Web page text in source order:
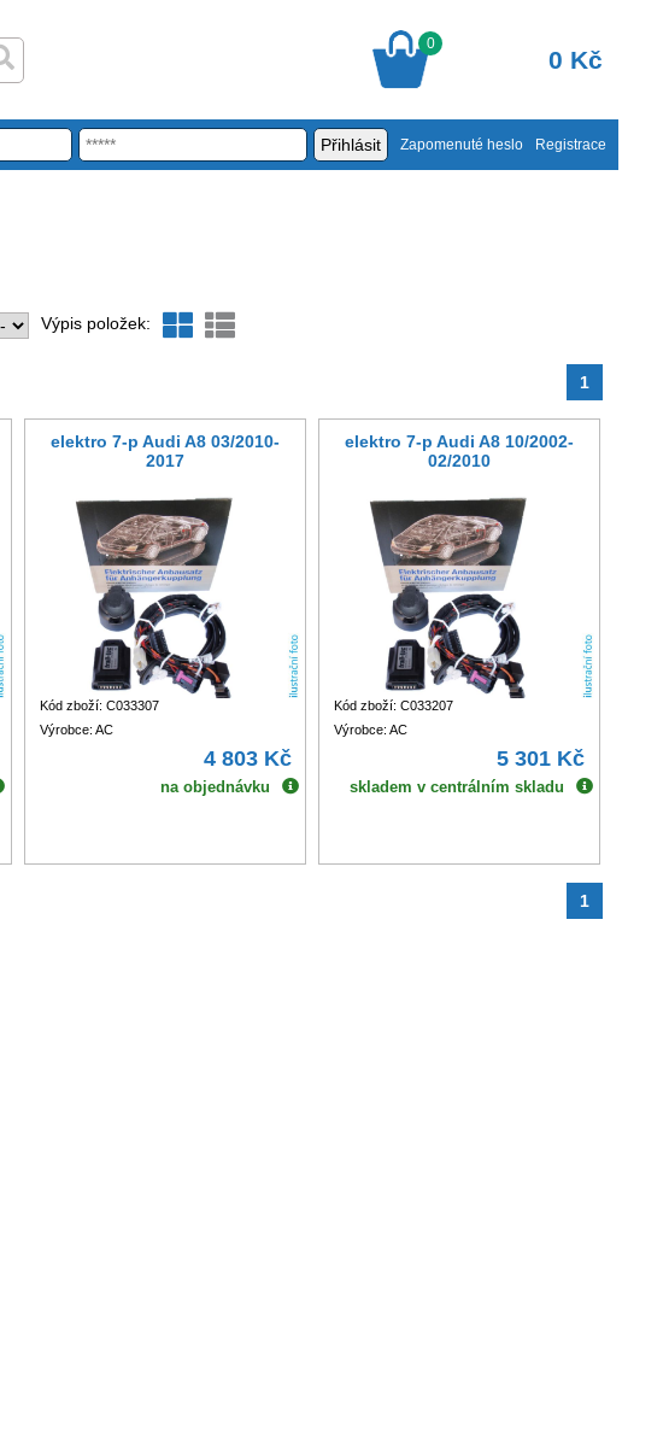
0
0 Kč
Zapomenuté heslo Registrace
Výpis položek:
1
elektro 7-p Audi A8 03/2010-
2017
Kód zboží: C033307
Výrobce: AC
4 803 Kč
na objednávku
elektro 7-p Audi A8 10/2002-
02/2010
Kód zboží: C033207
Výrobce: AC
5 301 Kč
skladem v centrálním skladu
1